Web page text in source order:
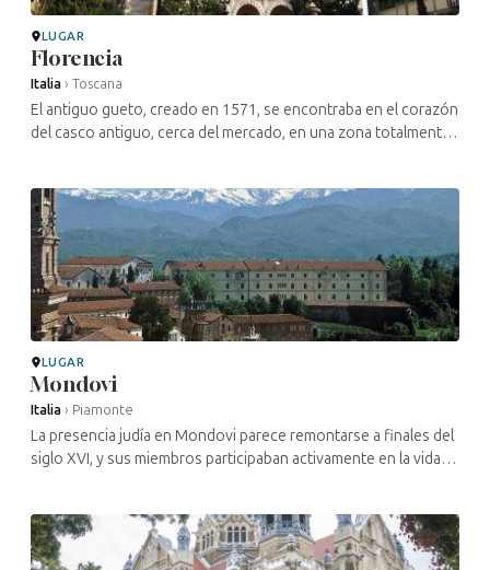
LUGAR
Florencia
Italia › Toscana
El antiguo gueto, creado en 1571, se encontraba en el corazón
del casco antiguo, cerca del mercado, en una zona totalmente
LUGAR
Mondovi
Italia › Piamonte
La presencia judía en Mondovi parece remontarse a finales del
siglo XVI, y sus miembros participaban activamente en la vida